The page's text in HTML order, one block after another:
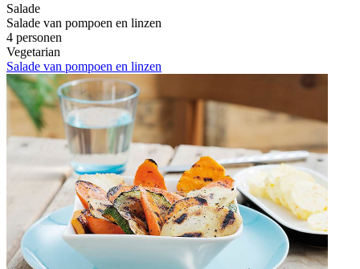
Salade
Salade van pompoen en linzen
4 personen
Vegetarian
Salade van pompoen en linzen